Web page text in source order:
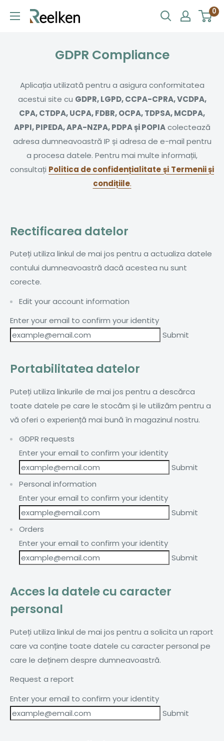
Reelken 0
GDPR Compliance
Aplicația utilizată pentru a asigura conformitatea
acestui site cu GDPR, LGPD, CCPA-CPRA, VCDPA,
CPA, CTDPA, UCPA, FDBR, OCPA, TDPSA, MCDPA,
APPI, PIPEDA, APA-NZPA, PDPA și POPIAcolectează
adresa dumneavoastră IP și adresa de e-mail pentru
a procesa datele. Pentru mai multe informații,
consultați Politica de confidențialitateși Termenii și
condițiile.
Rectificarea datelor
Puteți utiliza linkul de mai jos pentru a actualiza datele
contului dumneavoastră dacă acestea nu sunt
corecte.
Edit your account information
Enter your email to confirm your identity
Portabilitatea datelor
Puteți utiliza linkurile de mai jos pentru a descărca
toate datele pe care le stocăm și le utilizăm pentru a
vă oferi o experiență mai bună în magazinul nostru.
GDPR requests
Enter your email to confirm your identity
Personal information
Enter your email to confirm your identity
Orders
Enter your email to confirm your identity
Acces la datele cu caracter
personal
Puteți utiliza linkul de mai jos pentru a solicita un raport
care va conține toate datele cu caracter personal pe
care le deținem despre dumneavoastră.
Request a report
Enter your email to confirm your identity